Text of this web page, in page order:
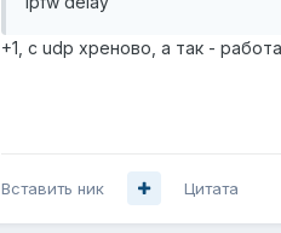
+1, с udp хреново, а так -
Вставить ник Цитата